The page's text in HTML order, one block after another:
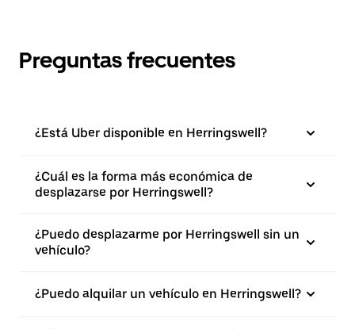
Preguntas frecuentes
¿Está Uber disponible en Herringswell?
¿Cuál es la forma más económica de
desplazarse por Herringswell?
¿Puedo desplazarme por Herringswell sin un
vehículo?
¿Puedo alquilar un vehículo en Herringswell?